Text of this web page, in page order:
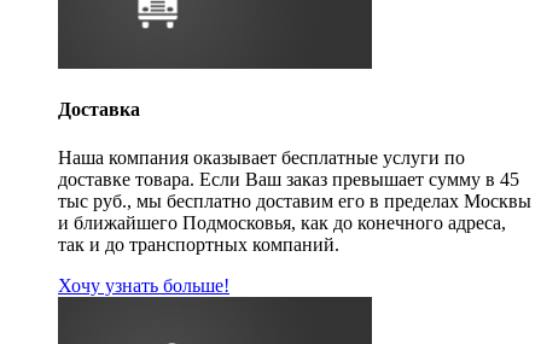
Доставка
Наша компания оказывает бесплатные услуги по
доставке товара. Если Ваш заказ превышает сумму в 45
тыс руб., мы бесплатно доставим его в пределах Москвы
и ближайшего Подмосковья, как до конечного адреса,
так и до транспортных компаний.
Хочу узнать больше!